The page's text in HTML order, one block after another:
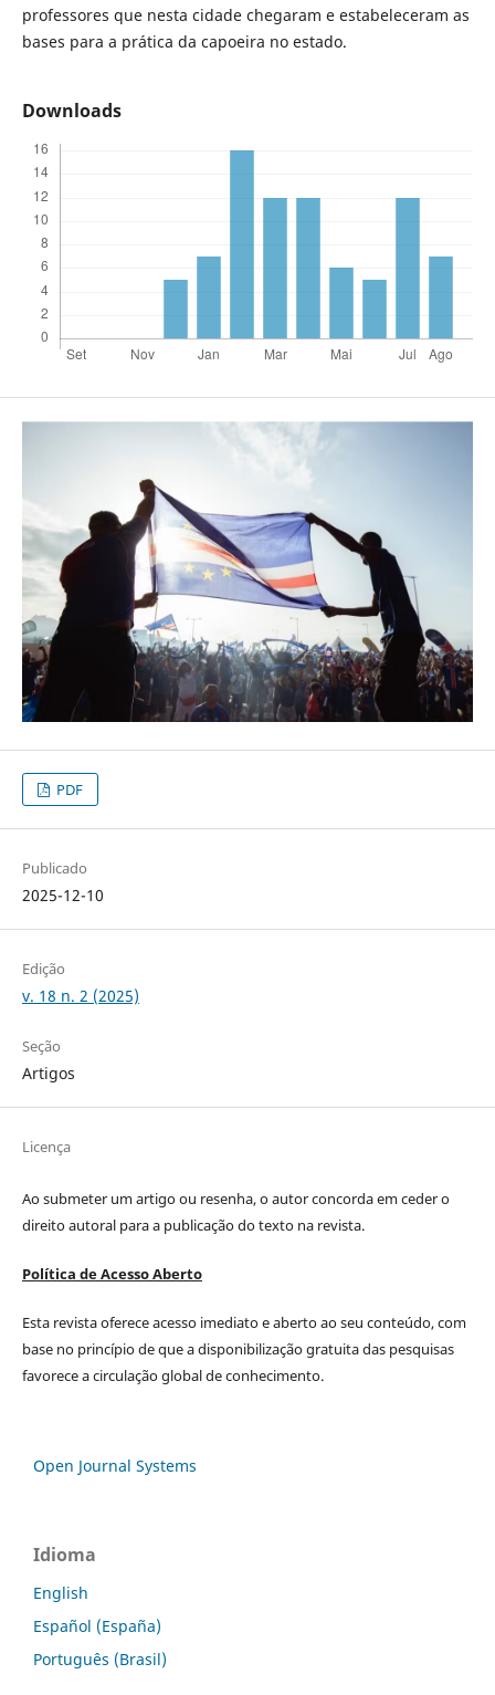
professores que nesta cidade chegaram e estabeleceram as
bases para a prática da capoeira no estado.
Downloads
PDF
Publicado
2025-12-10
Edição
v. 18 n. 2 (2025)
Seção
Artigos
Licença
Ao submeter um artigo ou resenha, o autor concorda em ceder o
direito autoral para a publicação do texto na revista.
Política de Acesso Aberto
Esta revista oferece acesso imediato e aberto ao seu conteúdo, com
base no princípio de que a disponibilização gratuita das pesquisas
favorece a circulação global de conhecimento.
Open Journal Systems
Idioma
English
Español (España)
Português (Brasil)